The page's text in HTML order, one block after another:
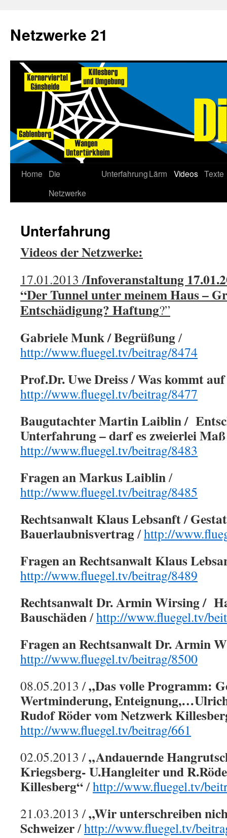
Netzwerke 21
Home
Die
Netzwerke
UnterfahrungLärm Videos Texte
Unterfahrung
Videos der Netzwerke:
17.01.2013 /Infoveranstaltung
“Der Tunnel unter meinem Haus –
Entschädigung? Haftung?”
Gabriele Munk / Begrüßung/
http://www.fluegel.tv/beitrag/8474
Prof.Dr. Uwe Dreiss / Was kommt
http://www.fluegel.tv/beitrag/8477
Baugutachter Martin Laiblin /
Unterfahrung – darf es zweierlei Maß
http://www.fluegel.tv/beitrag/8483
Fragen an Markus Laiblin/
http://www.fluegel.tv/beitrag/8485
Rechtsanwalt Klaus Lebsanft /
Bauerlaubnisvertrag/http://
Fragen an Rechtsanwalt Klaus
http://www.fluegel.tv/beitrag/8489
Rechtsanwalt Dr. Armin Wirsing /
Bauschäden/http://www.fluegel.tv/
Fragen an Rechtsanwalt Dr. Armin
http://www.fluegel.tv/beitrag/8500
08.05.2013 /„Das volle Programm:
Wertminderung,
Rudof Röder vom Netzwerk
http://www.fluegel.tv/beitrag/661
02.05.2013 /„Andauernde
Kriegsberg- U.Hangleiter und
Killesberg“/http://www.fluegel.tv/
21.03.2013 /„Wir unterschreiben
Schweizer/http://www.fluegel.tv/